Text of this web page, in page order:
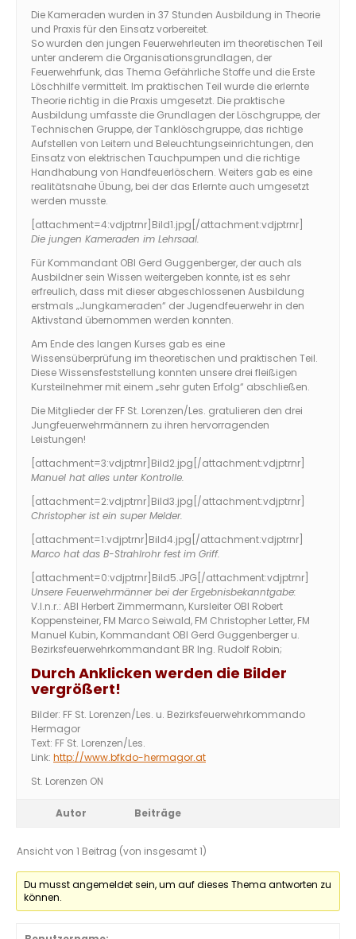
Die Kameraden wurden in 37 Stunden Ausbildung in Theorie
und Praxis für den Einsatz vorbereitet.
So wurden den jungen Feuerwehrleuten im theoretischen Teil
unter anderem die Organisationsgrundlagen, der
Feuerwehrfunk, das Thema Gefährliche Stoffe und die Erste
Löschhilfe vermittelt. Im praktischen Teil wurde die erlernte
Theorie richtig in die Praxis umgesetzt. Die praktische
Ausbildung umfasste die Grundlagen der Löschgruppe, der
Technischen Gruppe, der Tanklöschgruppe, das richtige
Aufstellen von Leitern und Beleuchtungseinrichtungen, den
Einsatz von elektrischen Tauchpumpen und die richtige
Handhabung von Handfeuerlöschern. Weiters gab es eine
realitätsnahe Übung, bei der das Erlernte auch umgesetzt
werden musste.
[attachment=4:vdjptrnr] Bild1.jpg [/attachment:vdjptrnr]
Die jungen Kameraden im Lehrsaal.
Für Kommandant OBI Gerd Guggenberger, der auch als
Ausbildner sein Wissen weitergeben konnte, ist es sehr
erfreulich, dass mit dieser abgeschlossenen Ausbildung
erstmals „Jungkameraden“ der Jugendfeuerwehr in den
Aktivstand übernommen werden konnten.
Am Ende des langen Kurses gab es eine
Wissensüberprüfung im theoretischen und praktischen Teil.
Diese Wissensfeststellung konnten unsere drei fleißigen
Kursteilnehmer mit einem „sehr guten Erfolg“ abschließen.
Die Mitglieder der FF St. Lorenzen/Les. gratulieren den drei
Jungfeuerwehrmännern zu ihren hervorragenden
Leistungen!
[attachment=3:vdjptrnr] Bild2.jpg [/attachment:vdjptrnr]
Manuel hat alles unter Kontrolle.
[attachment=2:vdjptrnr] Bild3.jpg [/attachment:vdjptrnr]
Christopher ist ein super Melder.
[attachment=1:vdjptrnr] Bild4.jpg [/attachment:vdjptrnr]
Marco hat das B-Strahlrohr fest im Griff.
[attachment=0:vdjptrnr] Bild5.JPG [/attachment:vdjptrnr]
Unsere Feuerwehrmänner bei der Ergebnisbekanntgabe:
V.l.n.r.: ABI Herbert Zimmermann, Kursleiter OBI Robert
Koppensteiner, FM Marco Seiwald, FM Christopher Letter, FM
Manuel Kubin, Kommandant OBI Gerd Guggenberger u.
Bezirksfeuerwehrkommandant BR Ing. Rudolf Robin;
Durch Anklicken werden die Bilder
vergrößert!
Bilder: FF St. Lorenzen/Les. u. Bezirksfeuerwehrkommando
Hermagor
Text: FF St. Lorenzen/Les.
Link: http://www.bfkdo-hermagor.at
St. Lorenzen ON
Autor Beiträge
Ansicht von 1 Beitrag (von insgesamt 1)
Du musst angemeldet sein, um auf dieses Thema antworten zu
können.